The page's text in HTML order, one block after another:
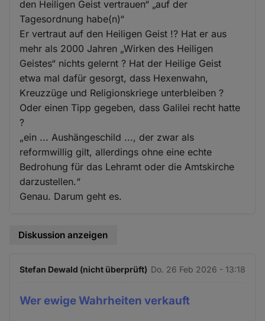
den Heiligen Geist vertrauen“ „auf der
Tagesordnung habe(n)“
Er vertraut auf den Heiligen Geist !? Hat er aus
mehr als 2000 Jahren „Wirken des Heiligen
Geistes“ nichts gelernt ? Hat der Heilige Geist
etwa mal dafür gesorgt, dass Hexenwahn,
Kreuzzüge und Religionskriege unterbleiben ?
Oder einen Tipp gegeben, dass Galilei recht hatte
?
„ein ... Aushängeschild ..., der zwar als
reformwillig gilt, allerdings ohne eine echte
Bedrohung für das Lehramt oder die Amtskirche
darzustellen.“
Genau. Darum geht es.
Diskussion anzeigen
Stefan Dewald (nicht überprüft) Do. 26 Feb 2026 - 13:18
Wer ewige Wahrheiten verkauft